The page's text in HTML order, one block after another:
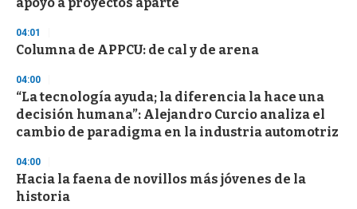
o
d
s
apoyo a proyectos aparte
04:01
Columna de APPCU: de cal y de arena
04:00
“La tecnología ayuda; la diferencia la hace una
decisión humana”: Alejandro Curcio analiza el
cambio de paradigma en la industria automotriz
04:00
Hacia la faena de novillos más jóvenes de la
historia